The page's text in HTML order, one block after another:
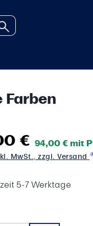
€ 94,00 € mit
MwSt., zzgl. Versand
5-7 Werktage